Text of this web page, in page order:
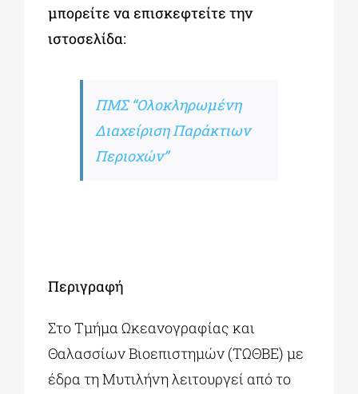
μπορείτε να επισκεφτείτε την
ιστοσελίδα:
ΠΜΣ “Ολοκληρωμένη
Διαχείριση Παράκτιων
Περιοχών”
Περιγραφή
Στο Τμήμα Ωκεανογραφίας και
Θαλασσίων Βιοεπιστημών (ΤΩΘΒΕ) με
έδρα τη Μυτιλήνη λειτουργεί από το